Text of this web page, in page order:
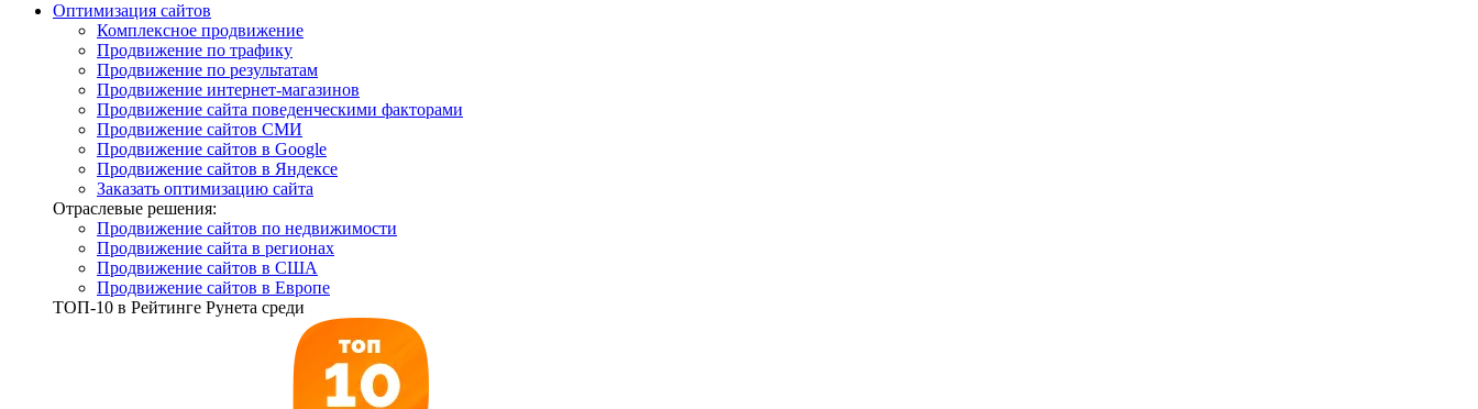
Оптимизация сайтов
Комплексное продвижение
Продвижение по трафику
Продвижение по результатам
Продвижение интернет-магазинов
Продвижение сайта поведенческими факторами
Продвижение сайтов СМИ
Продвижение сайтов в Google
Продвижение сайтов в Яндексе
Заказать оптимизацию сайта
Отраслевые решения:
Продвижение сайтов по недвижимости
Продвижение сайта в регионах
Продвижение сайтов в США
Продвижение сайтов в Европе
ТОП-10 в Рейтинге Рунета среди